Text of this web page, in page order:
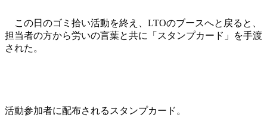
この日のゴミ拾い活動を終え、LTOのブースへと戻ると、
担当者の方から労いの言葉と共に「スタンプカード」を手渡
された。
活動参加者に配布されるスタンプカード。